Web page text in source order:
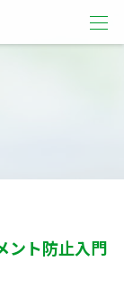
ント防止入門